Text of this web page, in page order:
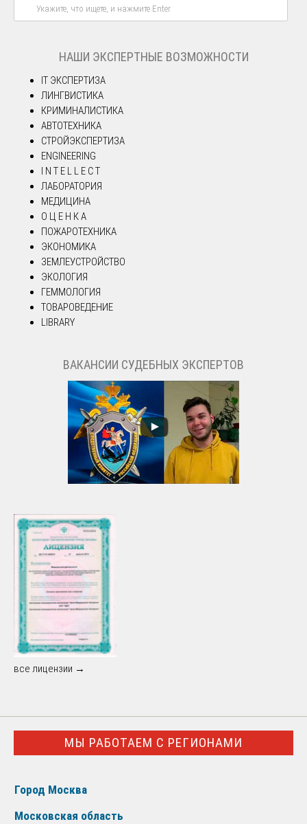
НАШИ ЭКСПЕРТНЫЕ ВОЗМОЖНОСТИ
IT ЭКСПЕРТИЗА
ЛИНГВИСТИКА
КРИМИНАЛИСТИКА
АВТОТЕХНИКА
СТРОЙЭКСПЕРТИЗА
ENGINEERING
I N T E L L E C T
ЛАБОРАТОРИЯ
МЕДИЦИНА
О Ц Е Н К А
ПОЖАРОТЕХНИКА
ЭКОНОМИКА
ЗЕМЛЕУСТРОЙСТВО
ЭКОЛОГИЯ
ГЕММОЛОГИЯ
ТОВАРОВЕДЕНИЕ
LIBRARY
ВАКАНСИИ СУДЕБНЫХ ЭКСПЕРТОВ
все лицензии →
МЫ РАБОТАЕМ С РЕГИОНАМИ
Город Москва
Московская область